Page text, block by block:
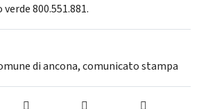
800.551.881.
di ancona,comunicato stampa